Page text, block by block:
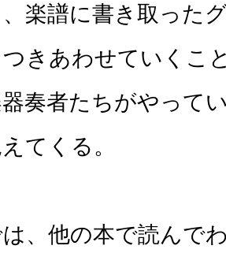
楽譜に書き取った
きあわせていくこ
奏者たちがやって
てくる。
、他の本で読んで